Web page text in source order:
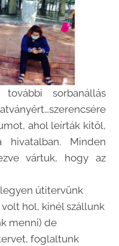
sorbanállás
ahol leírták kitől,
Minden
vártuk, hogy az
útitervünk
hol, kinél szállunk
menni) de
foglaltunk